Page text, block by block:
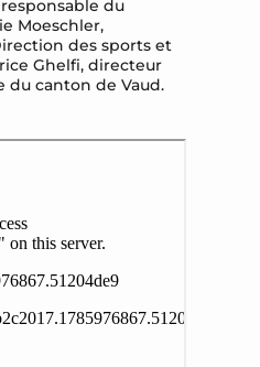
du
Moeschler,
des sports et
Ghelfi, directeur
du canton de Vaud.